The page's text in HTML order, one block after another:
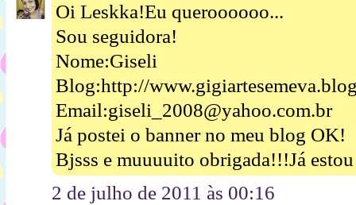
Oi Leskka!Eu queroooooo...
Sou seguidora!
Nome:Giseli
Blog:http://
Email:giseli_2008@yahoo.com.br
Já postei o banner no meu blog OK!
Bjsss e muuuuito obrigada!!!Já
2 de julho de 2011 às 00:16